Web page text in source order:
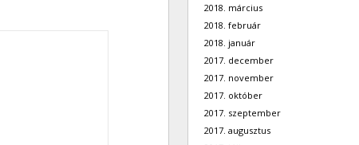
2018. március
2018. február
2018. január
2017. december
2017. november
2017. október
2017. szeptember
2017. augusztus